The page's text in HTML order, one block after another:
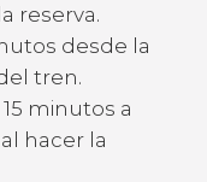
reserva.
desde la
tren.
minutos a
hacer la